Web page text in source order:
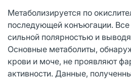
Метаболизируется по
последующей конъюгации.
сильной полярностью и
Основные метаболиты,
крови и моче, не проявляют
активности. Данные,